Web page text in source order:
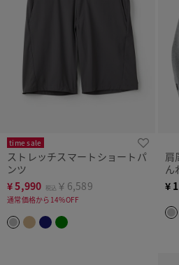
time sale
ストレッチスマートショートパ
ンツ
¥5,990 税込 ￥6,589
通常価格から14%OFF
肩
ん
¥